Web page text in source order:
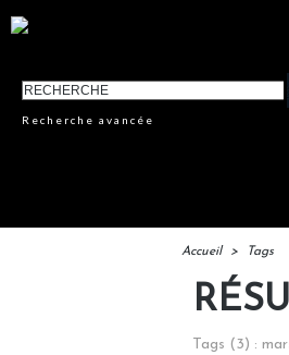
Recherche avancée
Accueil > Tags
Tags (3) :